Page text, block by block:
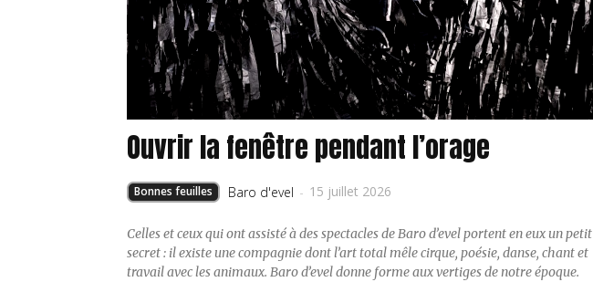
Ouvrir la fenêtre pendant l’orage
Bonnes feuilles Baro d'evel - 15 juillet 2026
Celles et ceux qui ont assisté à des spectacles de Baro d’evel portent en eux un petit
secret : il existe une compagnie dont l’art total mêle cirque, poésie, danse, chant et
travail avec les animaux. Baro d’evel donne forme aux vertiges de notre époque.